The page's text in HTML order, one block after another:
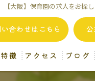
【大阪】保育園の求人をお探
合わせはこちら
徴 アクセス ブログ